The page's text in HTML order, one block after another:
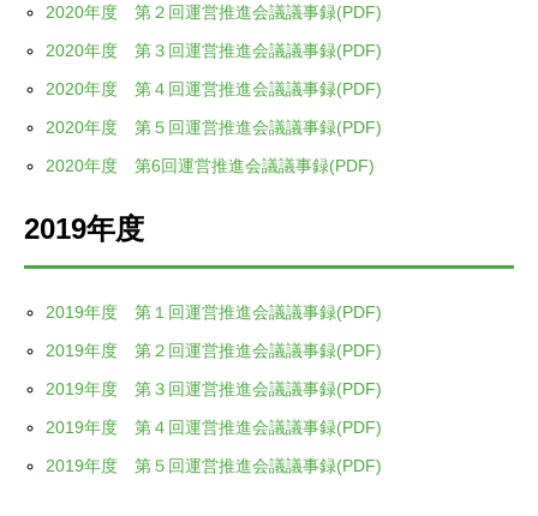
2020年度 第２回運営推進会議議事録(PDF)
2020年度 第３回運営推進会議議事録(PDF)
2020年度 第４回運営推進会議議事録(PDF)
2020年度 第５回運営推進会議議事録(PDF)
2020年度 第6回運営推進会議議事録(PDF)
2019年度
2019年度 第１回運営推進会議議事録(PDF)
2019年度 第２回運営推進会議議事録(PDF)
2019年度 第３回運営推進会議議事録(PDF)
2019年度 第４回運営推進会議議事録(PDF)
2019年度 第５回運営推進会議議事録(PDF)